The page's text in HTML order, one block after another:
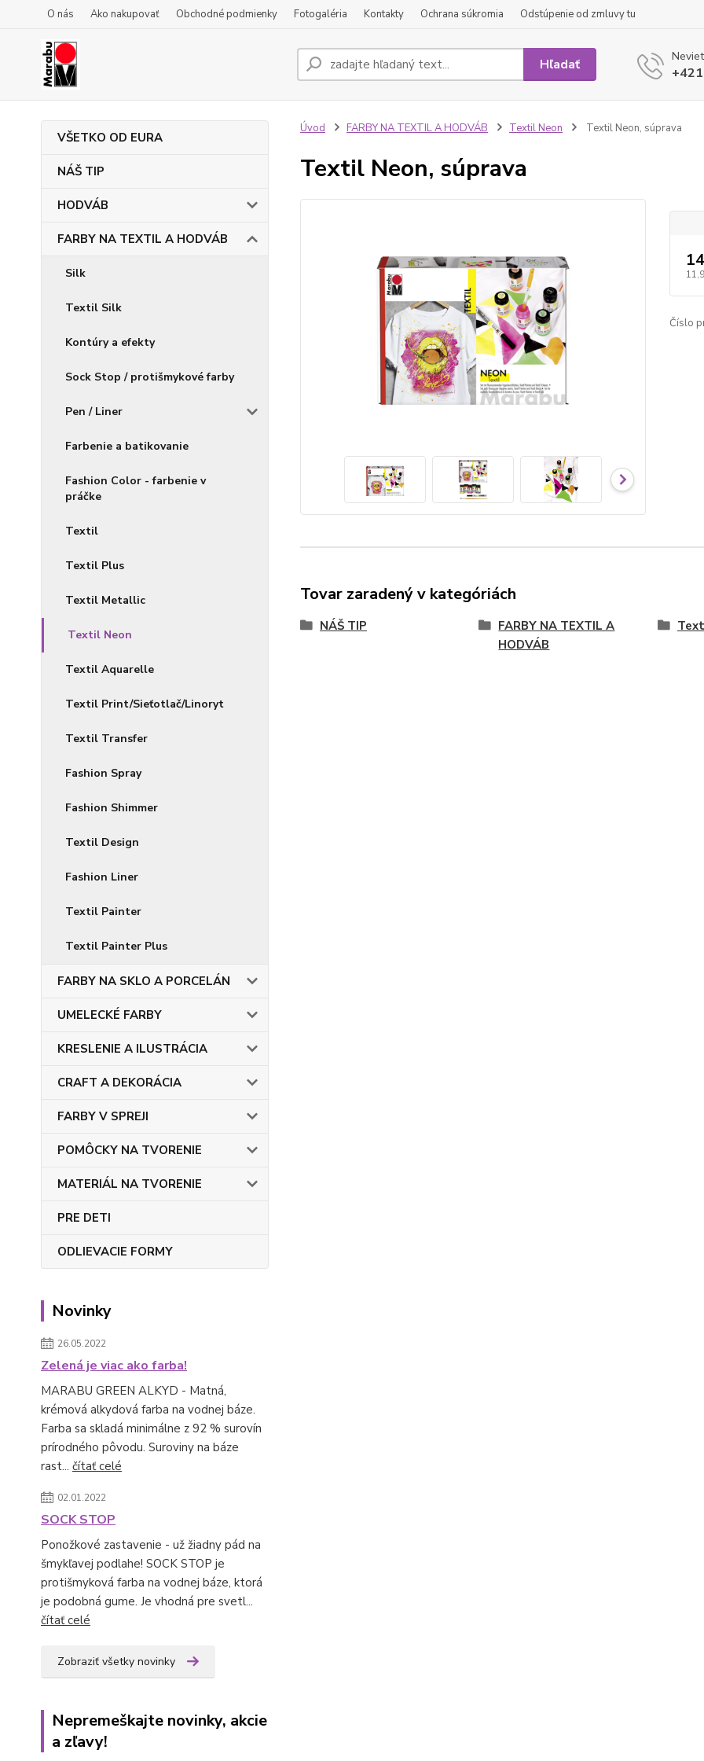
O nás Ako nakupovať Obchodné podmienky Fotogaléria Kontakty Ochrana súkromia Odstúpenie od zmluvy tu
Hľadať
VŠETKO OD EURA
NÁŠ TIP
HODVÁB
FARBY NA TEXTIL A HODVÁB
Silk
Textil Silk
Kontúry a efekty
Sock Stop / protišmykové farby
Pen / Liner
Farbenie a batikovanie
Fashion Color - farbenie v
práčke
Textil
Textil Plus
Textil Metallic
Textil Neon
Textil Aquarelle
Textil Print/Sieťotlač/Linoryt
Textil Transfer
Fashion Spray
Fashion Shimmer
Textil Design
Fashion Liner
Textil Painter
Textil Painter Plus
FARBY NA SKLO A PORCELÁN
UMELECKÉ FARBY
KRESLENIE A ILUSTRÁCIA
CRAFT A DEKORÁCIA
FARBY V SPREJI
POMÔCKY NA TVORENIE
MATERIÁL NA TVORENIE
PRE DETI
ODLIEVACIE FORMY
Novinky
26.05.2022
Zelená je viac ako farba!
MARABU GREEN ALKYD - Matná,
krémová alkydová farba na vodnej báze.
Farba sa skladá minimálne z 92 % surovín
prírodného pôvodu. Suroviny na báze
rast... čítať celé
02.01.2022
SOCK STOP
Ponožkové zastavenie - už žiadny pád na
šmykľavej podlahe! SOCK STOP je
protišmyková farba na vodnej báze, ktorá
je podobná gume. Je vhodná pre svetl...
čítať celé
Zobraziť všetky novinky
Nepremeškajte novinky, akcie
a zľavy!
Úvod FARBY NA TEXTIL A HODVÁB Textil Neon Textil Neon, súprava
Textil Neon, súprava
Číslo
Tovar zaradený v kategóriách
NÁŠ TIP
FARBY NA TEXTIL A
HODVÁB